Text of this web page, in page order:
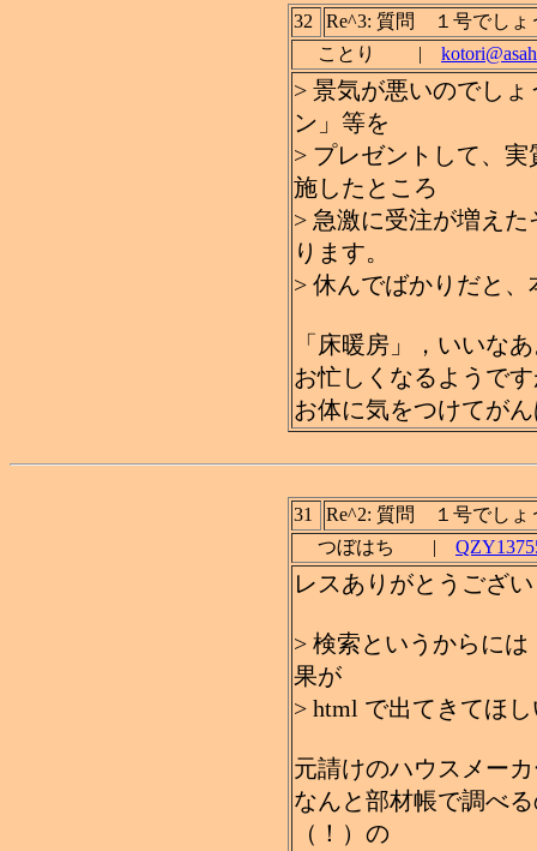
32
Re^3: 質問 １号でしょ
ことり |
> 景気が悪いのでし
ン」等を
> プレゼントして、
施したところ
> 急激に受注が増え
ります。
> 休んでばかりだと
「床暖房」，いいな
お忙しくなるようで
お体に気をつけてが
31
Re^2: 質問 １号でしょ
つぼはち |
レスありがとうござ
> 検索というからに
果が
> html で出てきてほ
元請けのハウスメー
なんと部材帳で調べ
（！）の